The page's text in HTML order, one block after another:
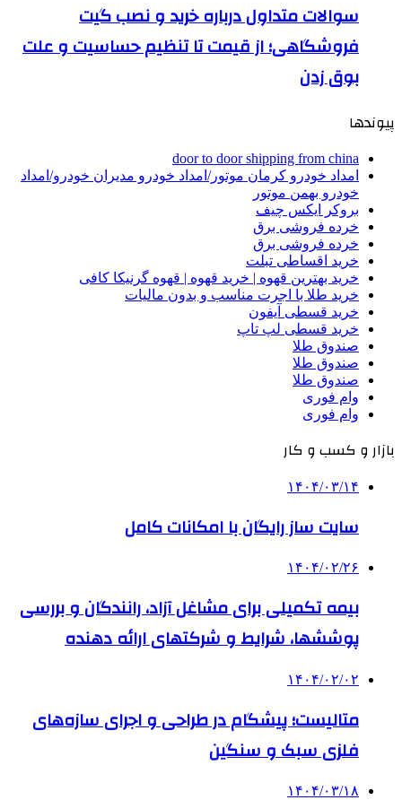
سوالات متداول درباره خرید و نصب گیت
فروشگاهی؛ از قیمت تا تنظیم حساسیت و علت
بوق زدن
پیوندها
door to door shipping from china
امداد خودرو کرمان موتور/امداد خودرو مدیران خودرو/امداد
خودرو بهمن موتور
بروکر ایکس چیف
خرده فروشی برق
خرده فروشی برق
خرید اقساطی تبلت
خرید بهترین قهوه | خرید قهوه | قهوه گرنیکا کافی
خرید طلا با اجرت مناسب و بدون مالیات
خرید قسطی آیفون
خرید قسطی لپ تاپ
صندوق طلا
صندوق طلا
صندوق طلا
وام فوری
وام فوری
بازار و کسب و کار
۱۴۰۴/۰۳/۱۴
سایت ساز رایگان با امکانات کامل
۱۴۰۴/۰۲/۲۶
بیمه تکمیلی برای مشاغل آزاد، رانندگان و بررسی
پوششها، شرایط و شرکتهای ارائه دهنده
۱۴۰۴/۰۲/۰۲
متالیست؛ پیشگام در طراحی و اجرای سازه‌های
فلزی سبک و سنگین
۱۴۰۴/۰۳/۱۸